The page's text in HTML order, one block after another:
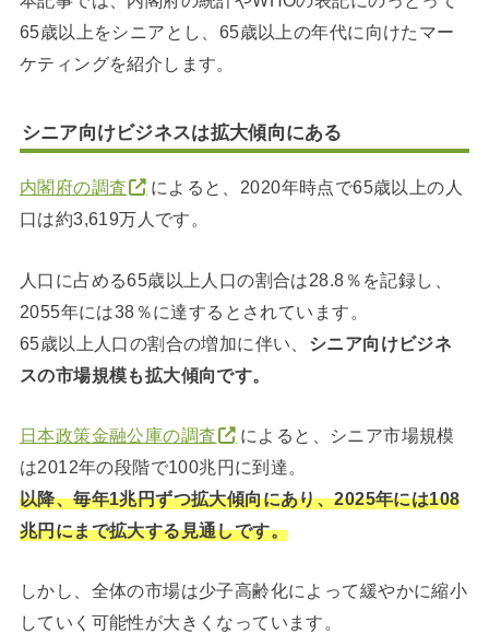
65歳以上をシニアとし、65歳以上の年代に向けたマー
ケティングを紹介します。
シニア向けビジネスは拡大傾向にある
内閣府の調査
によると、2020年時点で65歳以上の人
口は約3,619万人です。
人口に占める65歳以上人口の割合は28.8％を記録し、
2055年には38％に達するとされています。
65歳以上人口の割合の増加に伴い、 シニア向けビジネ
スの市場規模も拡大傾向です。
日本政策金融公庫の調査
によると、シニア市場規模
は2012年の段階で100兆円に到達。
以降、毎年1兆円ずつ拡大傾向にあり、2025年には108
兆円にまで拡大する見通しです。
しかし、全体の市場は少子高齢化によって緩やかに縮小
していく可能性が大きくなっています。